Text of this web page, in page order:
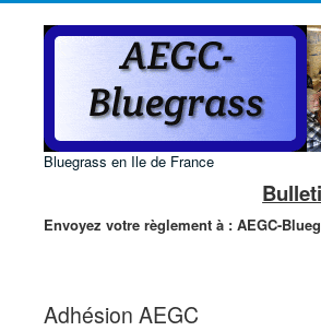
Bluegrass en Ile de France
Envoyez votre règlement à : AEGC-
Adhésion AEGC